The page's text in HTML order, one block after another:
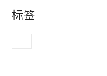
标签